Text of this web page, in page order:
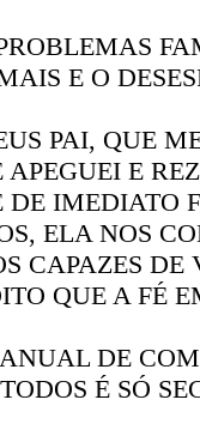
E O
PAI, QUE
E
DE IMEDIATO
ELA NOS
CAPAZES DE
QUE A FÉ
DE
É SÓ